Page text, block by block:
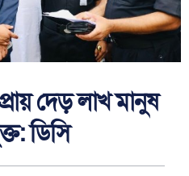
দেড় লাখ মানুষ
ডিসি